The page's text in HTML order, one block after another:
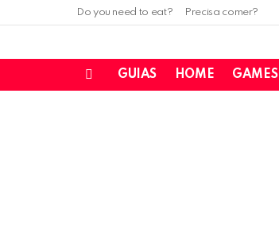
Do you need to eat? Precisa comer?
GUIAS HOME GAMES